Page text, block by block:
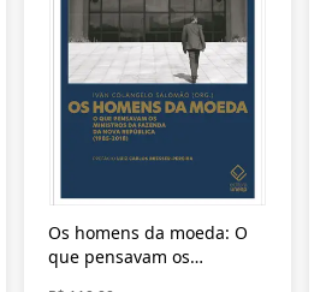
Os homens da moeda: O
que pensavam os